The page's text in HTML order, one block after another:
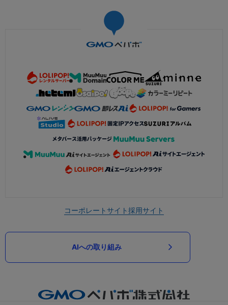
コーポレートサイト採用サイト
AIへの取り組み